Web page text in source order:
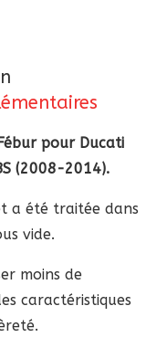
pour Ducati
(2008-2014).
a été traitée dans
vide.
moins de
caractéristiques